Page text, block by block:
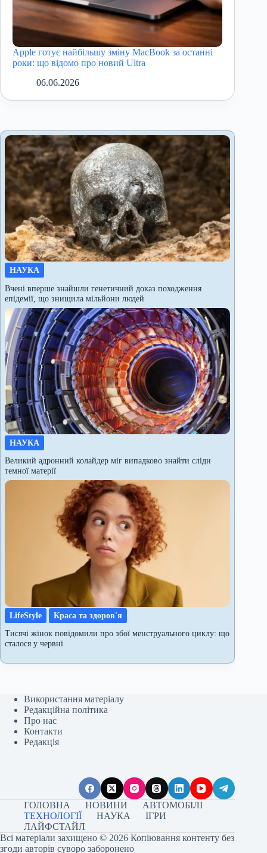
Apple готує найбільшу зміну MacBook за останні
роки: що відомо про новий Ultra
06.06.2026
НАУКА
Вчені вперше знайшли генетичний доказ походження
епідемії, що знищила мільйони людей
НАУКА
Великий адронний колайдер міг випадково знайти сліди
темної матерії
LifeStyle
Краса та здоров'я
Тисячі жінок повідомили про збої менструального циклу: що
сталося у червні
Використання матеріалу
Редакційна політика
Про нас
Контакти
Редакція
ГОЛОВНА НОВИНИ
АВТОМОБІЛІ
ТЕХНОЛОГІЇ
НАУКА
ІГРИ
ЛАЙФСТАЙЛ
Всі матеріали захищено © 2026 Копіювання контенту без
згоди авторів суворо заборонено